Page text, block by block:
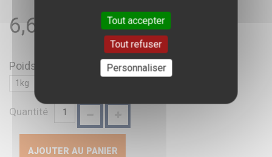
6,60 €
Poids
Quantité
AJOUTER AU PANIER
Tout accepter
Tout refuser
Personnaliser